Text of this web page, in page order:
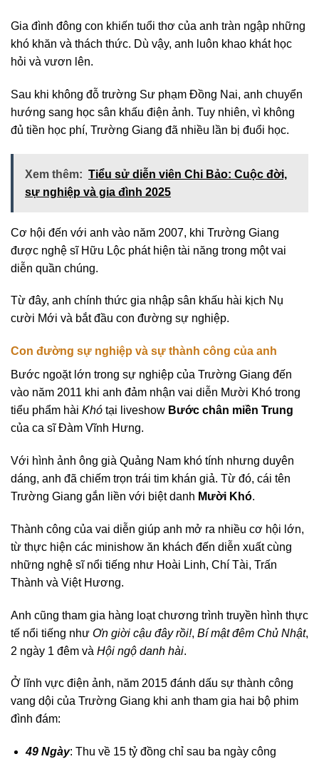
Gia đình đông con khiến tuổi thơ của anh tràn ngập những
khó khăn và thách thức. Dù vậy, anh luôn khao khát học
hỏi và vươn lên.
Sau khi không đỗ trường Sư phạm Đồng Nai, anh chuyển
hướng sang học sân khấu điện ảnh. Tuy nhiên, vì không
đủ tiền học phí, Trường Giang đã nhiều lần bị đuổi học.
Xem thêm: Tiểu sử diễn viên Chi Bảo: Cuộc đời,
sự nghiệp và gia đình 2025
Cơ hội đến với anh vào năm 2007, khi Trường Giang
được nghệ sĩ Hữu Lộc phát hiện tài năng trong một vai
diễn quần chúng.
Từ đây, anh chính thức gia nhập sân khấu hài kịch Nụ
cười Mới và bắt đầu con đường sự nghiệp.
Con đường sự nghiệp và sự thành công của anh
Bước ngoặt lớn trong sự nghiệp của Trường Giang đến
vào năm 2011 khi anh đảm nhận vai diễn Mười Khó trong
tiểu phẩm hài Khó tại liveshow Bước chân miền Trung
của ca sĩ Đàm Vĩnh Hưng.
Với hình ảnh ông già Quảng Nam khó tính nhưng duyên
dáng, anh đã chiếm trọn trái tim khán giả. Từ đó, cái tên
Trường Giang gắn liền với biệt danh Mười Khó.
Thành công của vai diễn giúp anh mở ra nhiều cơ hội lớn,
từ thực hiện các minishow ăn khách đến diễn xuất cùng
những nghệ sĩ nổi tiếng như Hoài Linh, Chí Tài, Trấn
Thành và Việt Hương.
Anh cũng tham gia hàng loạt chương trình truyền hình thực
tế nổi tiếng như Ơn giời cậu đây rồi!, Bí mật đêm Chủ Nhật,
2 ngày 1 đêm và Hội ngộ danh hài.
Ở lĩnh vực điện ảnh, năm 2015 đánh dấu sự thành công
vang dội của Trường Giang khi anh tham gia hai bộ phim
đình đám:
49 Ngày: Thu về 15 tỷ đồng chỉ sau ba ngày công